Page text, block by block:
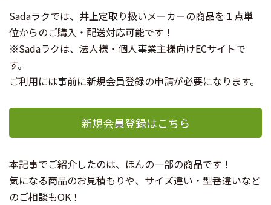
Sadaラクでは、井上定取り扱いメーカーの商品を１点単
位からのご購入・配送対応可能です！
※Sadaラクは、法人様・個人事業主様向けECサイトで
す。
ご利用には事前に新規会員登録の申請が必要になります。
新規会員登録はこちら
本記事でご紹介したのは、ほんの一部の商品です！
気になる商品のお見積もりや、サイズ違い・型番違いなど
のご相談もOK！